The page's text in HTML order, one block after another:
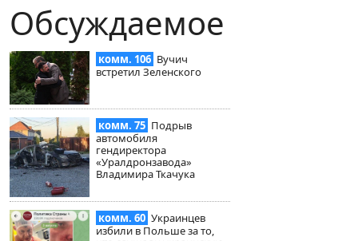
Обсуждаемое
комм. 106 Вучич
встретил Зеленского
комм. 75 Подрыв
автомобиля
гендиректора
«Уралдронзавода»
Владимира Ткачука
комм. 60 Украинцев
избили в Польше за то,